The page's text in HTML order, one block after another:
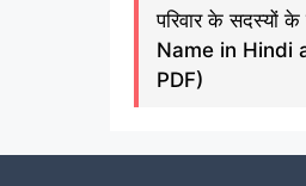
परिवार के सदस्यों
Name in Hindi
PDF)